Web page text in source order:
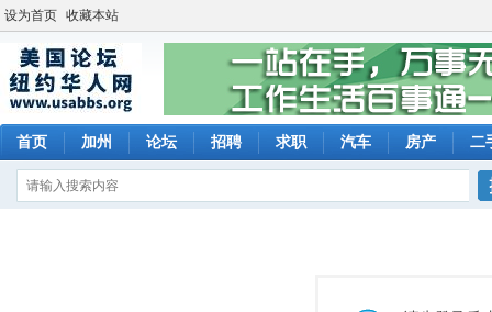
设为首页 收藏本站
首页 加州 论坛 招聘 求职 汽车 房产 二